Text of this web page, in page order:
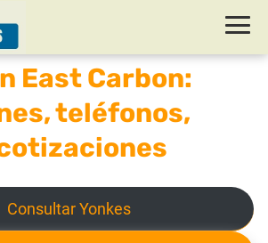
East Carbon:
teléfonos,
Consultar Yonkes